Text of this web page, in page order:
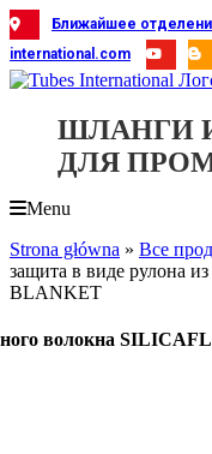
Skip
to
content
Ближайшее
international.com
ШЛАНГИ
ДЛЯ
Menu
Strona główna » Все
защита в виде рулона
BLANKET
волокна